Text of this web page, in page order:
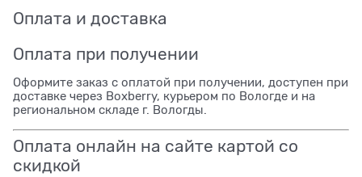
Оплата и доставка
Оплата при получении
Оформите заказ с оплатой при получении, доступен при
доставке через Boxberry, курьером по Вологде и на
региональном складе г. Вологды.
Оплата онлайн на сайте картой со
скидкой